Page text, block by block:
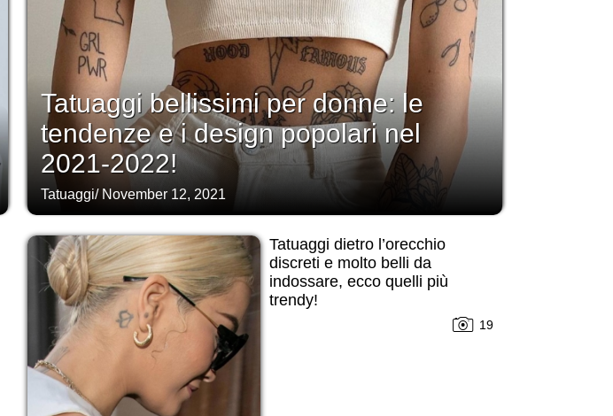
Tatuaggi bellissimi per donne: le
tendenze e i design popolari nel
2021-2022!
Tatuaggi/ November 12, 2021
Tatuaggi dietro l’orecchio
discreti e molto belli da
indossare, ecco quelli più
trendy!
19